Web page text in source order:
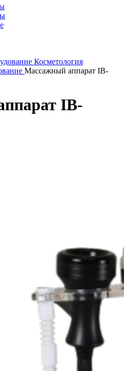
Косметология
Массажный аппарат IB-
IB-